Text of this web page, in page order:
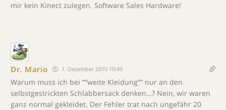
mir kein Kinect zulegen. Software Sales Hardware!
Dr. Mario 1. Dezember 2010 10:49
Warum muss ich bei “”weite Kleidung”” nur an den
selbstgestrickten Schlabbersack denken…? Nein, wir waren
ganz normal gekleidet. Der Fehler trat nach ungefähr 20